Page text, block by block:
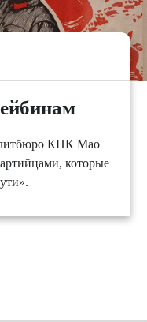
КПК Мао
которые